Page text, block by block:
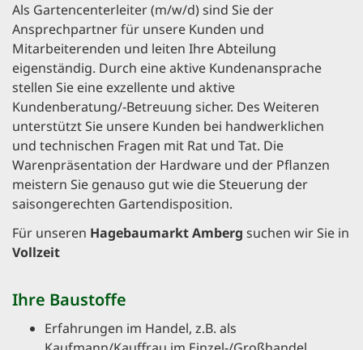
Als Gartencenterleiter (m/w/d) sind Sie der
Ansprechpartner für unsere Kunden und
Mitarbeiterenden und leiten Ihre Abteilung
eigenständig. Durch eine aktive Kundenansprache
stellen Sie eine exzellente und aktive
Kundenberatung/-Betreuung sicher. Des Weiteren
unterstützt Sie unsere Kunden bei handwerklichen
und technischen Fragen mit Rat und Tat. Die
Warenpräsentation der Hardware und der Pflanzen
meistern Sie genauso gut wie die Steuerung der
saisongerechten Gartendisposition.
Für unseren Hagebaumarkt Amberg suchen wir Sie in
Vollzeit
Ihre Baustoffe
Erfahrungen im Handel, z.B. als